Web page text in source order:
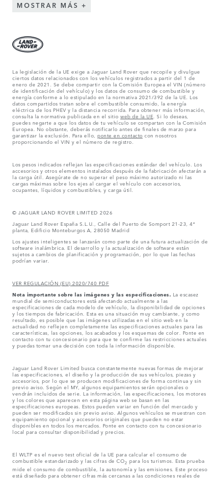
MOSTRAR MÁS
La legislación de la UE exige a Jaguar Land Rover que recopile y divulgue
ciertos datos relacionados con los vehículos registrados a partir del 1 de
enero de 2021. Se debe compartir con la Comisión Europea el VIN (número
de identificación del vehículo) y los datos de consumo de combustible y
energía conforme a lo estipulado en la normativa 2021/392 de la UE. Los
datos compartidos tratan sobre el combustible consumido, la energía
eléctrica de los PHEV y la distancia recorrida. Para obtener más información,
consulta la normativa publicada en el sitio web de la UE . Si lo deseas,
puedes negarte a que los datos de tu vehículo se compartan con la Comisión
Europea. No obstante, deberás notificarlo antes de finales de marzo para
garantizar la exclusión. Para ello, ponte en contacto con nosotros
proporcionando el VIN y el número de registro.
Los pesos indicados reflejan las especificaciones estándar del vehículo. Los
accesorios y otros elementos instalados después de la fabricación afectarán a
la carga útil. Asegúrate de no superar el peso máximo autorizado ni las
cargas máximas sobre los ejes al cargar el vehículo con accesorios,
ocupantes, líquidos y combustibles, y carga útil.
© JAGUAR LAND ROVER LIMITED 2026
Jaguar Land Rover España S.L.U., Calle del Puerto de Somport 21-23, 4ª
planta, Edificio Monteburgos A, 28050 Madrid
Los ajustes inteligentes se lanzarán como parte de una futura actualización de
software inalámbrica. El desarrollo y la actualización de software están
sujetos a cambios de planificación y programación, por lo que las fechas
podrían variar.
VER REGULACIÓN (EU) 2020/740 PDF
Nota importante sobre las imágenes y las especificaciones. La escasez
mundial de semiconductores está afectando actualmente a las
especificaciones de cada modelo de vehículo, la disponibilidad de opciones
y los tiempos de fabricación. Esta es una situación muy cambiante, y como
resultado, es posible que las imágenes utilizadas en el sitio web en la
actualidad no reflejen completamente las especificaciones actuales para las
características, las opciones, los acabados y los esquemas de color. Ponte en
contacto con tu concesionario para que te confirme las restricciones actuales
y puedas tomar una decisión con toda la información disponible.
Jaguar Land Rover Limited busca constantemente nuevas formas de mejorar
las especificaciones, el diseño y la producción de sus vehículos, piezas y
accesorios, por lo que se producen modificaciones de forma continua y sin
previo aviso. Según el MY, algunos equipamientos serán opcionales o
vendrán incluidos de serie. La información, las especificaciones, los motores
y los colores que aparecen en esta página web se basan en las
especificaciones europeas. Estos pueden variar en función del mercado y
pueden ser modificados sin previo aviso. Algunos vehículos se muestran con
equipamiento opcional y accesorios originales que pueden no estar
disponibles en todos los mercados. Ponte en contacto con tu concesionario
local para consultar disponibilidad y precios.
El WLTP es el nuevo test oficial de la UE para calcular el consumo de
combustible estandarizado y las cifras de CO2 para los turismos. Esta prueba
mide el consumo de combustible, la autonomía y las emisiones. Este proceso
está diseñado para obtener cifras más cercanas a las condiciones reales de